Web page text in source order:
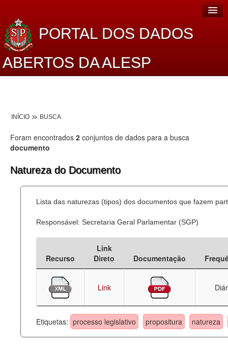
PORTAL DOS DADOS
ABERTOS DA ALESP
Lei de Acesso à Informação
Dados Governamentais Abertos
Planejamento
Catálogo de dados
Processo Legislativo
Administração
Legislação
Agenda
Perguntas frequentes
INÍCIO BUSCA
Foram encontrados 2 conjuntos de dados para a busca
documento
Natureza do Documento
Lista das naturezas (tipos) dos documentos que fazem
Responsável: Secretaria Geral Parlamentar (SGP)
Recurso
Link
Direto
Documentação
Link
Etiquetas: processo legislativo propositura natureza